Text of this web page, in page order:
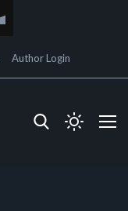
Author Login